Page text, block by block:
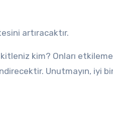
artıracaktır.
kim? Onları
Unutmayın, iyi